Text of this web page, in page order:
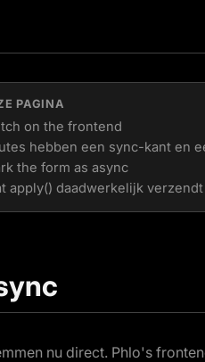
PAGINA
on the frontend
hebben een sync-kant en
the form as async
apply() daadwerkelijk verzendt
nu direct. Phlo's